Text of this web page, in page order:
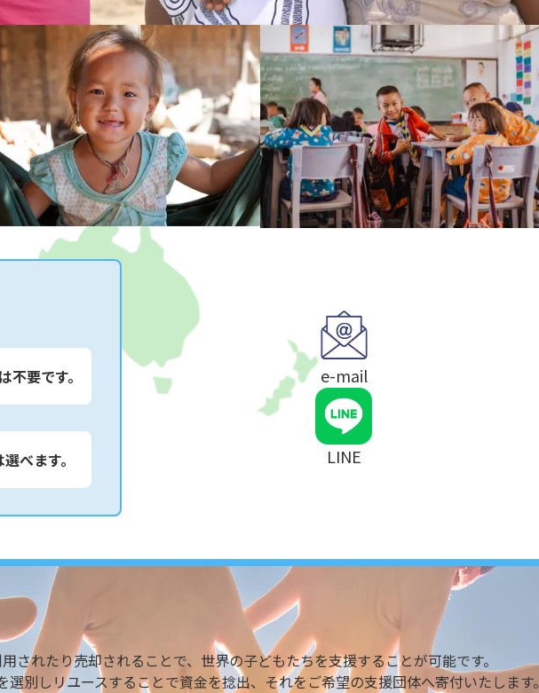
不要です。
べます。
e-mail
LINE
されたり売却されることで、世界の子どもたちを支援することが可能です。
別しリユースすることで資金を捻出、それをご希望の支援団体へ寄付いたします。